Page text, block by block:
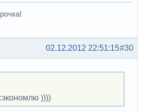
#30
02.12.2012 22:51:15
))))